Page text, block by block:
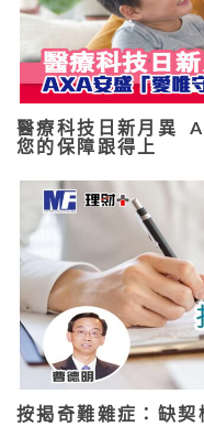
醫療科技日新月異
您的保障跟得上
按揭奇難雜症：缺契